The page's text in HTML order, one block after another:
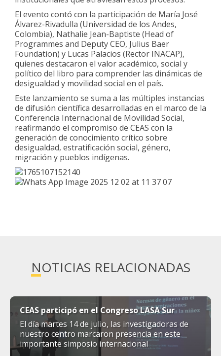
El evento contó con la participación de María José
Álvarez-Rivadulla (Universidad de los Andes,
Colombia), Nathalie Jean-Baptiste (Head of
Programmes and Deputy CEO, Julius Baer
Foundation) y Lucas Palacios (Rector INACAP),
quienes destacaron el valor académico, social y
político del libro para comprender las dinámicas de
desigualdad y movilidad social en el país.
Este lanzamiento se suma a las múltiples instancias
de difusión científica desarrolladas en el marco de la
Conferencia Internacional de Movilidad Social,
reafirmando el compromiso de CEAS con la
generación de conocimiento crítico sobre
desigualdad, estratificación social, género,
migración y pueblos indígenas.
NOTICIAS RELACIONADAS
CEAS participó en el Congreso LASA Sur
El día martes 14 de julio, las investigadoras de
nuestro centro marcaron presencia en este
importante simposio internacional